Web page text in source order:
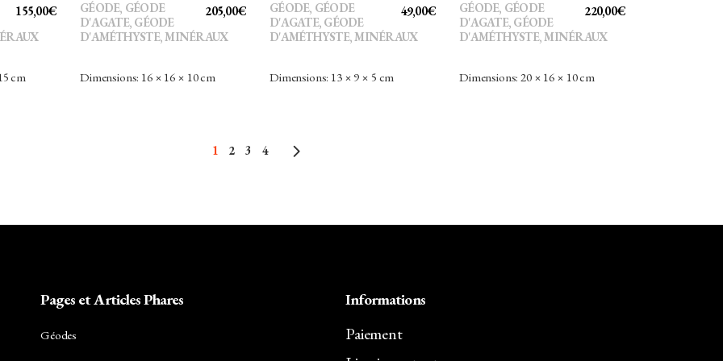
155,00€
cm
205,00€
GÉODE, GÉODE
D'AGATE, GÉODE
D'AMÉTHYSTE,MINÉRAUX
Dimensions: 16 × 16 × 10 cm
49,00€
GÉODE, GÉODE
D'AGATE, GÉODE
D'AMÉTHYSTE,MINÉRAUX
Dimensions: 13 × 9 × 5 cm
220,00€
GÉODE, GÉODE
D'AGATE, GÉODE
D'AMÉTHYSTE,MINÉRAUX
Dimensions: 20 × 16 × 10 cm
1 2 3 4
Pages et Articles Phares
Géodes
Informations
Paiement